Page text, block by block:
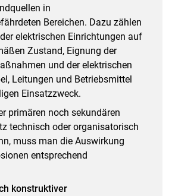
in
Bereichen. Dazu zählen
elektrischen Einrichtungen auf
Zustand, Eignung der
und der elektrischen
Leitungen und Betriebsmittel
Einsatzzweck.
primären noch sekundären
technisch oder organisatorisch
muss man die Auswirkung
entsprechend
konstruktiver